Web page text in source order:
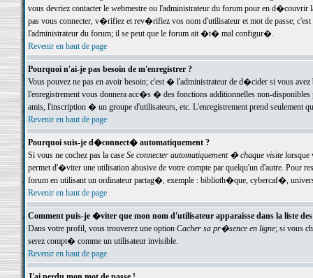
vous devriez contacter le webmestre ou l'administrateur du forum pour en
pas vous connecter, v�rifiez et rev�rifiez vos nom d'utilisateur et mot de passe;
l'administrateur du forum; il se peut que le forum ait �t� mal configur�.
Revenir en haut de page
Pourquoi n'ai-je pas besoin de m'enregistrer ?
Vous pouvez ne pas en avoir besoin; c'est � l'administrateur de d�cider si vous
l'enregistrement vous donnera acc�s � des fonctions additionnelles non-
amis, l'inscription � un groupe d'utilisateurs, etc. L'enregistrement prend seulement
Revenir en haut de page
Pourquoi suis-je d�connect� automatiquement ?
Si vous ne cochez pas la case Se connecter automatiquement � chaque visitelorsque
permet d'�viter une utilisation abusive de votre compte par quelqu'un d'autre. Pour
forum en utilisant un ordinateur partag�, exemple : biblioth�que, cybercaf�,
Revenir en haut de page
Comment puis-je �viter que mon nom d'utilisateur apparaisse dans la liste
Dans votre profil, vous trouverez une option Cacher sa pr�sence en ligne; si vous
serez compt� comme un utilisateur invisible.
Revenir en haut de page